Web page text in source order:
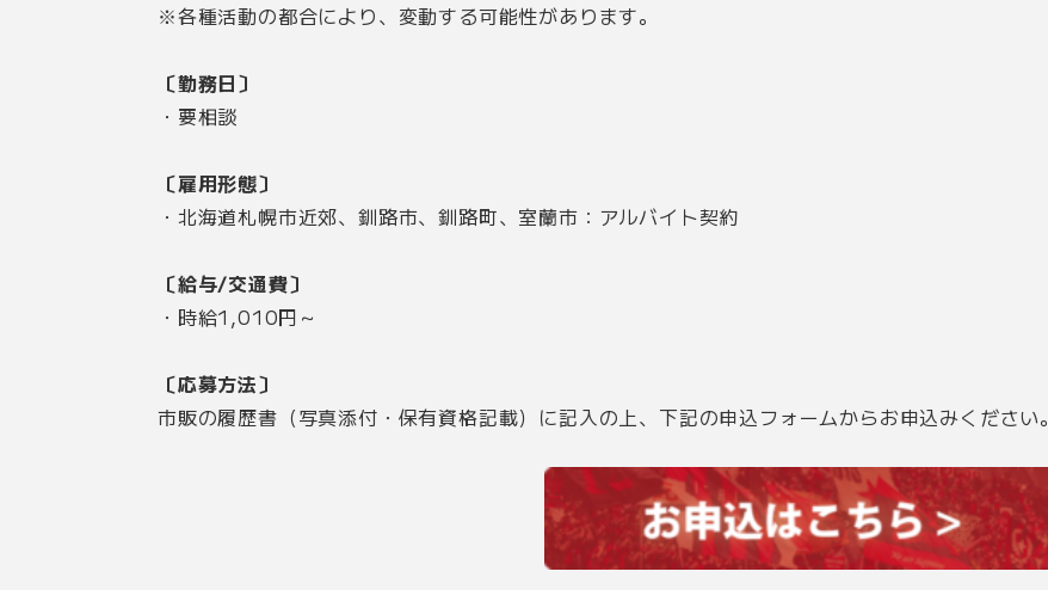
※各種活動の都合により、変動する可能性があります。
〔勤務日〕
・要相談
〔雇用形態〕
・北海道札幌市近郊、釧路市、釧路町、室蘭市：アルバイト契約
〔給与/交通費〕
・時給1,010円～
〔応募方法〕
市販の履歴書（写真添付・保有資格記載）に記入の上、下記の申込フォームからお申込みください。